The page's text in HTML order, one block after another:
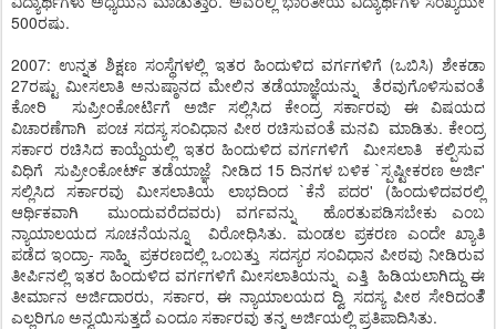
500ರಷು.
2007: ಉನ್ನತ ಶಿಕ್ಷಣ ಸಂಸ್ಥೆಗಳಲ್ಲಿ ಇತರ ಹಿಂದುಳಿದ ವರ್ಗಗಳಿಗೆ (ಒಬಿಸಿ) ಶೇಕಡಾ
27ರಷ್ಟು ಮೀಸಲಾತಿ ಅನುಷ್ಠಾನದ ಮೇಲಿನ ತಡೆಯಾಜ್ಞೆಯನ್ನು ತೆರವುಗೊಳಿಸುವಂತೆ
ಕೋರಿ ಸುಪ್ರೀಂಕೋರ್ಟಿಗೆ ಅರ್ಜಿ ಸಲ್ಲಿಸಿದ ಕೇಂದ್ರ ಸರ್ಕಾರವು ಈ ವಿಷಯದ
ವಿಚಾರಣೆಗಾಗಿ ಪಂಚ ಸದಸ್ಯ ಸಂವಿಧಾನ ಪೀಠ ರಚಿಸುವಂತೆ ಮನವಿ ಮಾಡಿತು. ಕೇಂದ್ರ
ಸರ್ಕಾರ ರಚಿಸಿದ ಕಾಯ್ದೆಯಲ್ಲಿ ಇತರ ಹಿಂದುಳಿದ ವರ್ಗಗಳಿಗೆ ಮೀಸಲಾತಿ ಕಲ್ಪಿಸುವ
ವಿಧಿಗೆ ಸುಪ್ರೀಂಕೋರ್ಟ್ ತಡೆಯಾಜ್ಞೆ ನೀಡಿದ 15 ದಿನಗಳ ಬಳಿಕ `ಸ್ಪಷ್ಟೀಕರಣ ಅರ್ಜಿ'
ಸಲ್ಲಿಸಿದ ಸರ್ಕಾರವು ಮೀಸಲಾತಿಯ ಲಾಭದಿಂದ `ಕೆನೆ ಪದರ' (ಹಿಂದುಳಿದವರಲ್ಲಿ
ಆರ್ಥಿಕವಾಗಿ ಮುಂದುವರೆದವರು) ವರ್ಗವನ್ನು ಹೊರತುಪಡಿಸಬೇಕು ಎಂಬ
ನ್ಯಾಯಾಲಯದ ಸೂಚನೆಯನ್ನೂ ವಿರೋಧಿಸಿತು. ಮಂಡಲ ಪ್ರಕರಣ ಎಂದೇ ಖ್ಯಾತಿ
ಪಡೆದ ಇಂದ್ರಾ- ಸಾಹ್ನಿ ಪ್ರಕರಣದಲ್ಲಿ ಒಂಬತ್ತು ಸದಸ್ಯರ ಸಂವಿಧಾನ ಪೀಠವು ನೀಡಿರುವ
ತೀರ್ಪಿನಲ್ಲಿ ಇತರ ಹಿಂದುಳಿದ ವರ್ಗಗಳಿಗೆ ಮೀಸಲಾತಿಯನ್ನು ಎತ್ತಿ ಹಿಡಿಯಲಾಗಿದ್ದು ಈ
ತೀರ್ಮಾನ ಅರ್ಜಿದಾರರು, ಸರ್ಕಾರ, ಈ ನ್ಯಾಯಾಲಯದ ದ್ವಿ ಸದಸ್ಯ ಪೀಠ ಸೇರಿದಂತೆೆ
ಎಲ್ಲರಿಗೂ ಅನ್ವಯಿಸುತ್ತದೆ ಎಂದೂ ಸರ್ಕಾರವು ತನ್ನ ಅರ್ಜಿಯಲ್ಲಿ ಪ್ರತಿಪಾದಿಸಿತು.